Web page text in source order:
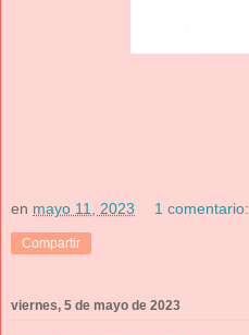
en mayo 11, 2023 1 comentario:
Compartir
viernes, 5 de mayo de 2023